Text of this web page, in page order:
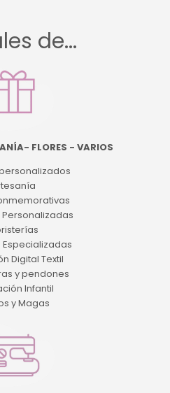
de...
FLORES - VARIOS
Personalizadas
Digital Textil
y pendones
Infantil
y Magas